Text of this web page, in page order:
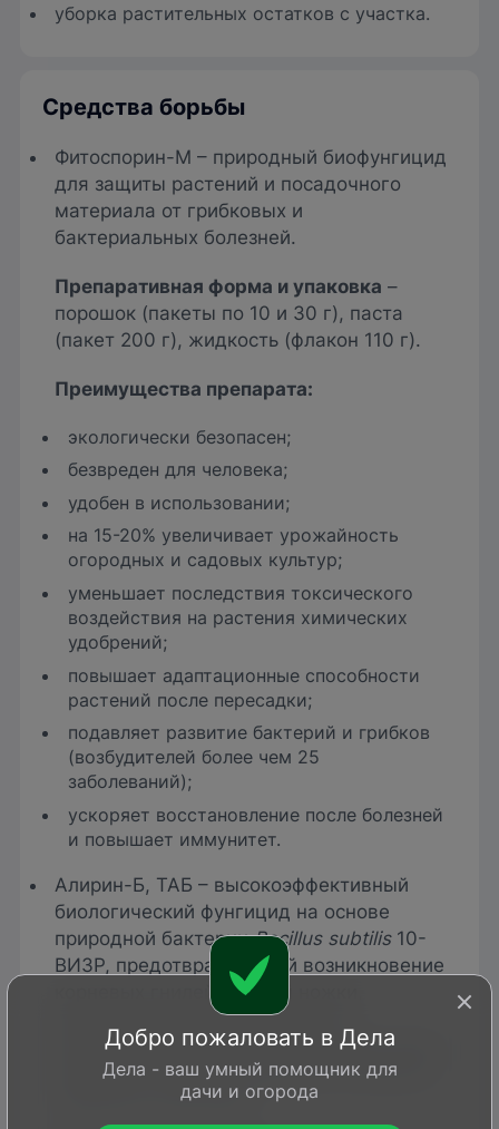
уборка растительных остатков с участка.
Средства борьбы
Фитоспорин-М – природный биофунгицид
для защиты растений и посадочного
материала от грибковых и
бактериальных болезней.
Препаративная форма и упаковка –
порошок (пакеты по 10 и 30 г), паста
(пакет 200 г), жидкость (флакон 110 г).
Преимущества препарата:
экологически безопасен;
безвреден для человека;
удобен в использовании;
на 15-20% увеличивает урожайность
огородных и садовых культур;
уменьшает последствия токсического
воздействия на растения химических
удобрений;
повышает адаптационные способности
растений после пересадки;
подавляет развитие бактерий и грибков
(возбудителей более чем 25
заболеваний);
ускоряет восстановление после болезней
и повышает иммунитет.
Алирин-Б, ТАБ – высокоэффективный
биологический фунгицид на основе
природной бактерииBacillus subtilis10-
ВИЗР, предотвращающий возникновение
корневых гнилей, черной ножки,
мучнистой росы, фитофтороза,
альтернариоза, аскохитоза, серой гнили у
овощных, ягодных, цветочных культур и
комнатных растений.
Добро пожаловать в Дела
Дела - ваш умный помощник для
дачи и огорода